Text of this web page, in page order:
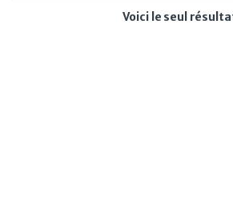
Voici le seul